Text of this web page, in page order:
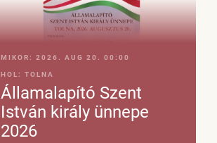
MIKOR: 2026. AUG 20. 00:00
HOL: TOLNA
Államalapító Szent
István király ünnepe
2026